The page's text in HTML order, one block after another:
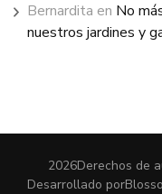
Bernardita en No
nuestros jardines y
2026Derechos de
Desarrollado por